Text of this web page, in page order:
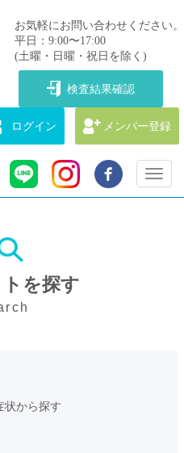
お気軽にお問い合わせください。
平日：9:00〜17:00
(土曜・日曜・祝日を除く)
検査結果確認
ログイン メンバー登録
Toggle
を探す
状から探す